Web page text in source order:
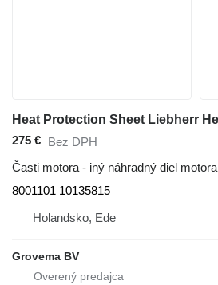
275 € Bez DPH
Časti motora - iný náhradný diel motora
8001101 10135815
Holandsko, Ede
Grovema BV